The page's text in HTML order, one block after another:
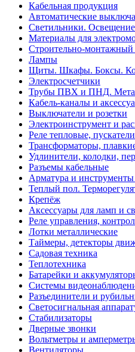
Кабельная продукция
Автоматические
Светильники.
Материалы для
Строительно-монтажный
Лампы
Щиты. Шкафы. Боксы.
Электросчетчики
Трубы ПВХ и ПНД.
Кабель-каналы и
Выключатели и розетки
Электроинструмент и
Реле тепловые,
Трансформаторы,
Удлинители, колодки,
Разъемы кабельные
Арматура и
Теплый пол.
Крепёж
Аксессуары для ламп и
Реле управления,
Лотки металлические
Таймеры, детекторы
Садовая техника
Теплотехника
Батарейки и
Системы
Разъединители и
Светосигнальная
Стабилизаторы
Дверные звонки
Вольтметры и
Вентиляторы